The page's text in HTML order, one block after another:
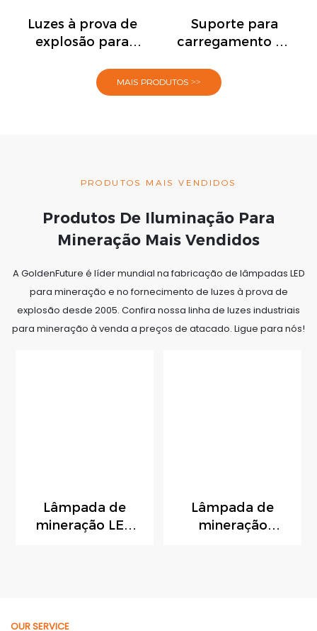
Luzes à prova de
explosão para
Suporte para
carregamento de
mineiro
MAIS PRODUTOS >>
PRODUTOS MAIS VENDIDOS
Produtos De Iluminação Para
Mineração Mais Vendidos
A GoldenFuture é líder mundial na fabricação de lâmpadas LED
para mineração e no fornecimento de luzes à prova de
explosão desde 2005. Confira nossa linha de luzes industriais
para mineração à venda a preços de atacado. Ligue para nós!
Lâmpada de
mineração LED
Lâmpada de
mineração
OUR SERVICE